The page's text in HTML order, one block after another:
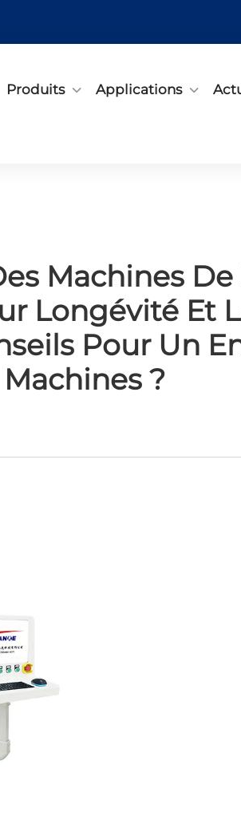
Produits Applications
Machines De
Longévité Et
Pour Un
Machines ?